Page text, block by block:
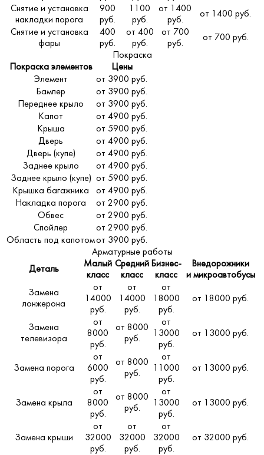
Снятие и установка
накладки порога
900
руб.
1100
руб.
от 1400
руб.
от 1400 руб.
Снятие и установка
фары
400
руб.
от 400
руб.
от 700
руб.
от 700 руб.
Покраска
Покраска элементов
Цены
Элемент
от 3900 руб.
Бампер
от 3900 руб.
Переднее крыло
от 3900 руб.
Капот
от 4900 руб.
Крыша
от 5900 руб.
Дверь
от 4900 руб.
Дверь (купе)
от 4900 руб.
Заднее крыло
от 4900 руб.
Заднее крыло (купе) от 5900 руб.
Крышка багажника
от 4900 руб.
Накладка порога
от 2900 руб.
Обвес
от 2900 руб.
Спойлер
от 2900 руб.
Область под капотомот 3900 руб.
Арматурные работы
Деталь
Малый
класс
Средний
класс
Бизнес-
класс
Внедорожники
и микроавтобусы
Замена
лонжерона
от
14000
руб.
от
14000
руб.
от
18000
руб.
от 18000 руб.
Замена
телевизора
от
8000
руб.
от 8000
руб.
от
13000
руб.
от 13000 руб.
Замена порога
от
6000
руб.
от 8000
руб.
от
11000
руб.
от 13000 руб.
Замена крыла
от
8000
руб.
от 8000
руб.
от
13000
руб.
от 13000 руб.
Замена крыши
от
32000
руб.
от
32000
руб.
от
32000
руб.
от 32000 руб.